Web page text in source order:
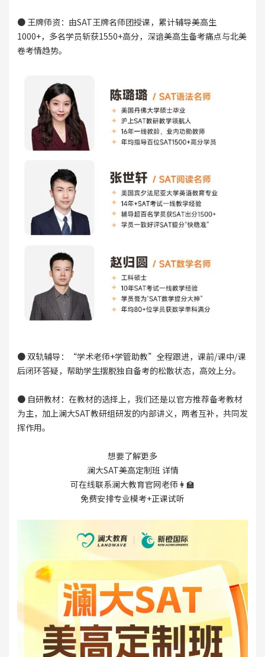
● 王牌师资：由SAT王牌名师团授课，累计辅导美高生
1000+，多名学员斩获1550+高分，深谙美高生备考痛点与北美
卷考情趋势。
● 双轨辅导：“学术老师+学管助教”全程跟进，课前/课中/课
后闭环答疑，帮助学生摆脱独自备考的松散状态，高效上分。
● 自研教材：在教材的选择上，我们还是以官方推荐备考教材
为主，加上澜大SAT教研组研发的内部讲义，两者互补，共同发
挥作用。
想要了解更多
澜大SAT美高定制班 详情
可在线联系澜大教育官网老师👩‍🏫
免费安排专业模考+正课试听